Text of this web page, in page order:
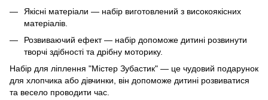
Якісні матеріали — набір виготовлений з високоякісних
матеріалів.
Розвиваючий ефект — набір допоможе дитині розвинути
творчі здібності та дрібну моторику.
Набір для ліплення "Містер Зубастик" — це чудовий подарунок
для хлопчика або дівчинки, він допоможе дитині розвиватися
та весело проводити час.